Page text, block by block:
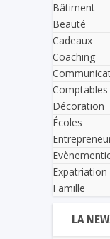
Bâtiment
Beauté
Cadeaux
Coaching
Comptables
Décoration
Écoles
Expatriation
Famille
LA